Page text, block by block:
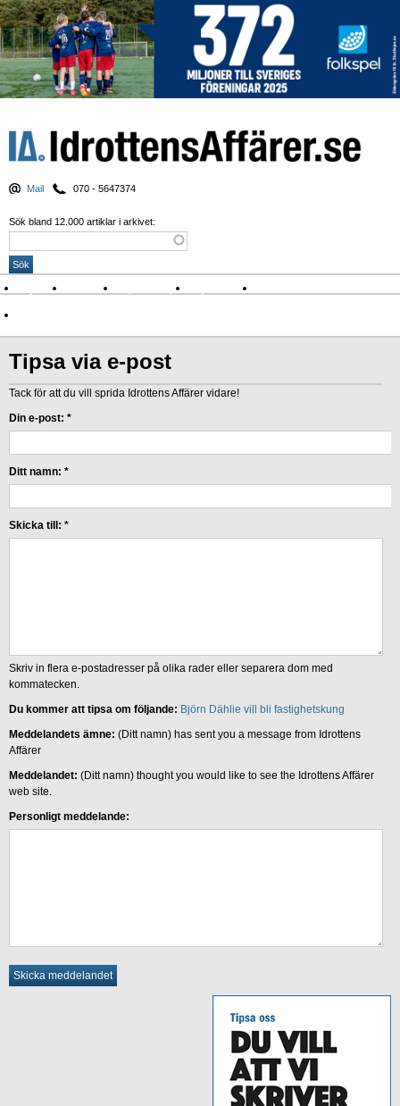
Mail 070 - 5647374
Sök bland 12.000 artiklar i arkivet:
Nyheter Krönikor Sport & spel Nyhetsbrev
Tipsa via e-post
Tack för att du vill sprida Idrottens Affärer vidare!
Din e-post: *
Ditt namn: *
Skicka till: *
Skriv in flera e-postadresser på olika rader eller separera dom med
kommatecken.
Du kommer att tipsa om följande: Björn Dählie vill bli fastighetskung
Meddelandets ämne: (Ditt namn) has sent you a message from Idrottens
Affärer
Meddelandet: (Ditt namn) thought you would like to see the Idrottens Affärer
web site.
Personligt meddelande: